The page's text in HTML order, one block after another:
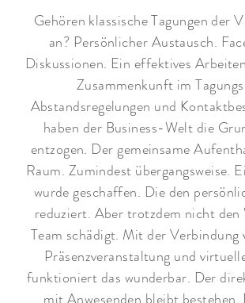
Gehören klassische Tagungen der
an? Persönlicher Austausch.
Diskussionen. Ein effektives
Zusammenkunft im
Abstandsregelungen und
haben der Business-Welt die
entzogen. Der gemeinsame
Raum. Zumindest übergangsweise.
wurde geschaffen. Die den
reduziert. Aber trotzdem nicht
Team schädigt. Mit der Verbindung
Präsenzveranstaltung und
funktioniert das wunderbar. Der
mit Anwesenden bleibt bestehen.